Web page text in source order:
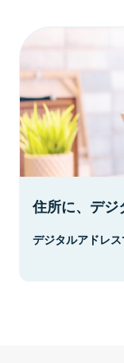
住所に、デジ
デジタルアドレス